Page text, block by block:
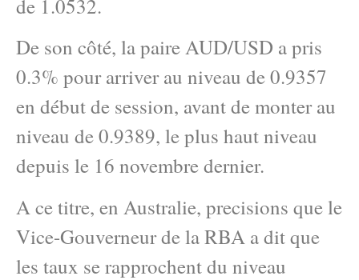
de 1.0532.
De son côté, la paire AUD/USD a pris
0.3% pour arriver au niveau de 0.9357
en début de session, avant de monter au
niveau de 0.9389, le plus haut niveau
depuis le 16 novembre dernier.
A ce titre, en Australie, precisions que le
Vice-Gouverneur de la RBA a dit que
les taux se rapprochent du niveau